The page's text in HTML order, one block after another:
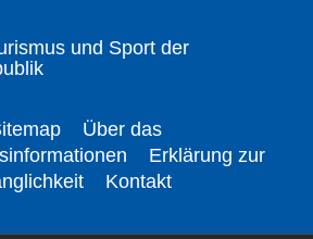
und Sport der
Über das
Erklärung zur
Kontakt